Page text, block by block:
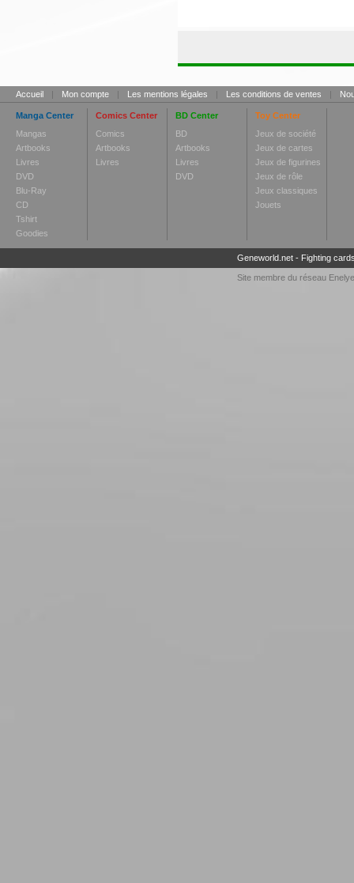
Accueil | Mon compte | Les mentions légales | Les conditions de ventes |
Manga Center
Mangas
Artbooks
Livres
DVD
Blu-Ray
CD
Tshirt
Goodies
Comics Center
Comics
Artbooks
Livres
BD Center
BD
Artbooks
Livres
DVD
Toy Center
Jeux de société
Jeux de cartes
Jeux de figurines
Jeux de rôle
Jeux classiques
Jouets
Geneworld.net- Fighting
Site membre du réseau Enelye